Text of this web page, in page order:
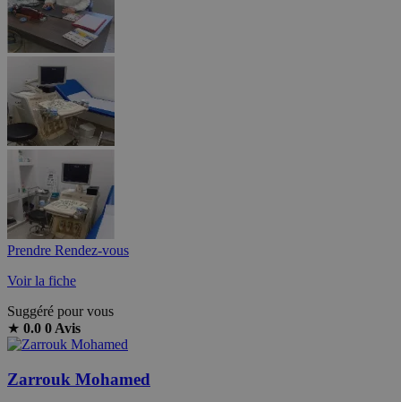
Prendre Rendez-vous
Voir la fiche
Suggéré pour vous
★ 0.0 0 Avis
Zarrouk Mohamed